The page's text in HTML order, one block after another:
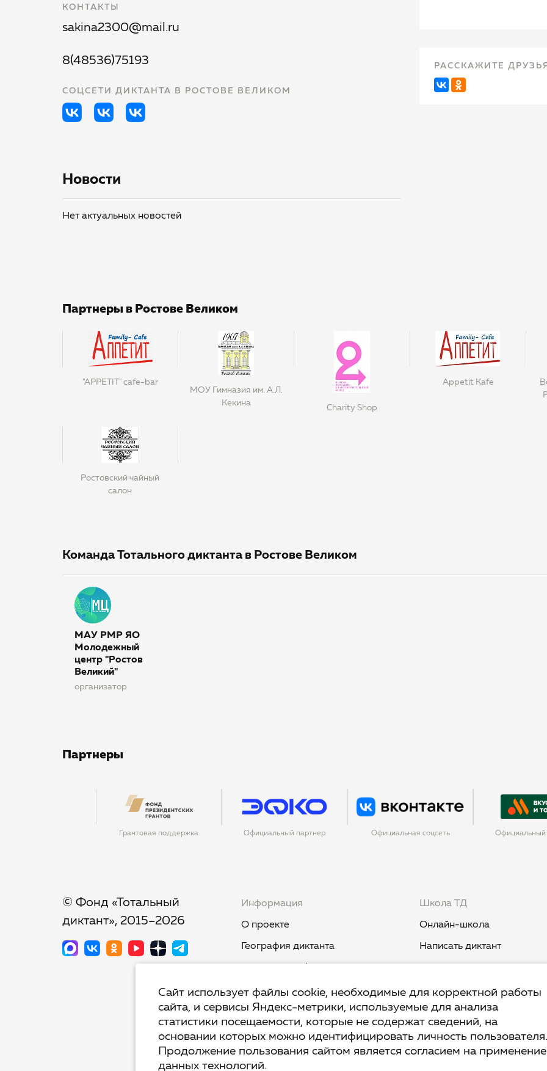
РАССКАЖИТЕ
КОНТАКТЫ
sakina2300@mail.ru
8(48536)75193
СОЦСЕТИ ДИКТАНТА В РОСТОВЕ ВЕЛИКОМ
Новости
Нет актуальных новостей
Партнеры в Ростове Великом
"APPETIT" cafe-bar
МОУ Гимназия им. А.Л.
Кекина
Charity Shop
Appetit Kafe
Ростовский чайный
салон
Команда Тотального диктанта в Ростове Великом
МАУ РМР ЯО
Молодежный
центр "Ростов
Великий"
организатор
Партнеры
Грантовая поддержка Официальный партнер Официальная соцсеть Официальный
© Фонд «Тотальный
диктант», 2015–2026
Информация
О проекте
География диктанта
Тест-квест TruD
Тот.Язык
Вопросы и ответы
Школа ТД
Онлайн-школа
Написать диктант
Курс «Мыш кродеться»
Курс «Русская пунктуация:
болевые точки... и
Сайт использует файлы cookie, необходимые для корректной работы
сайта, и сервисы Яндекс-метрики, используемые для анализа
статистики посещаемости, которые не содержат сведений, на
основании которых можно идентифицировать личность пользователя.
Продолжение пользования сайтом является согласием на применение
данных технологий.